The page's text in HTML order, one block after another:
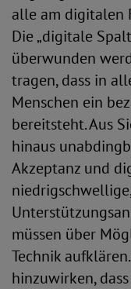
alle am digitalen
Die „digitale
überwunden
tragen, dass in
Menschen ein
bereitsteht. Aus
hinaus
Akzeptanz und
müssen über
Technik
hinzuwirken,